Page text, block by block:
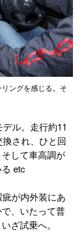
ングを感じる。そ
ル。走行約11
され、ひと回
して車高調が
etc
が内外装にあ
、いたって普
ざ試乗へ。